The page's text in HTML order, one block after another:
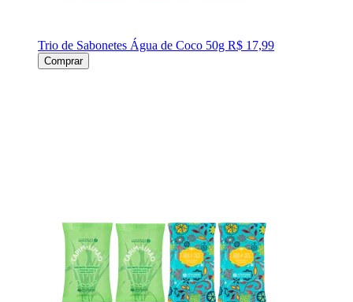
Trio de Sabonetes Água de Coco 50g R$ 17,99
Comprar